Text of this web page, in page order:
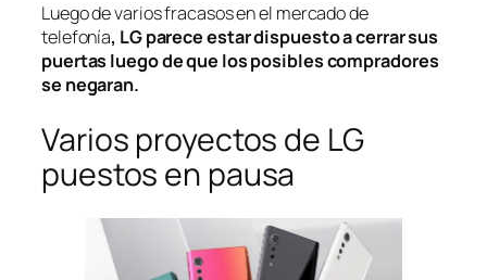
Luego de varios fracasos en el mercado de
telefonía, LG parece estar dispuesto a cerrar sus
puertas luego de que los posibles compradores
se negaran.
Varios proyectos de LG
puestos en pausa